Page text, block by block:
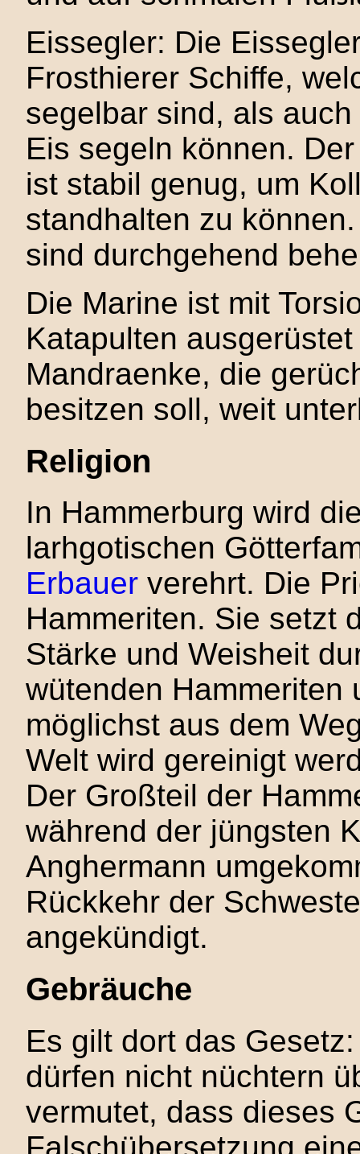
Eissegler: Die
Frosthierer Schiffe,
segelbar sind, als
Eis segeln können.
ist stabil genug, um
standhalten zu
sind durchgehend
Die Marine ist mit
Katapulten
Mandraenke, die
besitzen soll, weit
Religion
In Hammerburg wird
larhgotischen
Erbauer verehrt. Die
Hammeriten. Sie setzt
Stärke und Weisheit
wütenden Hammeriten
möglichst aus dem
Welt wird gereinigt
Der Großteil der
während der jüngsten
Anghermann
Rückkehr der
angekündigt.
Gebräuche
Es gilt dort das
dürfen nicht nüchtern
vermutet, dass dieses
Falschübersetzung